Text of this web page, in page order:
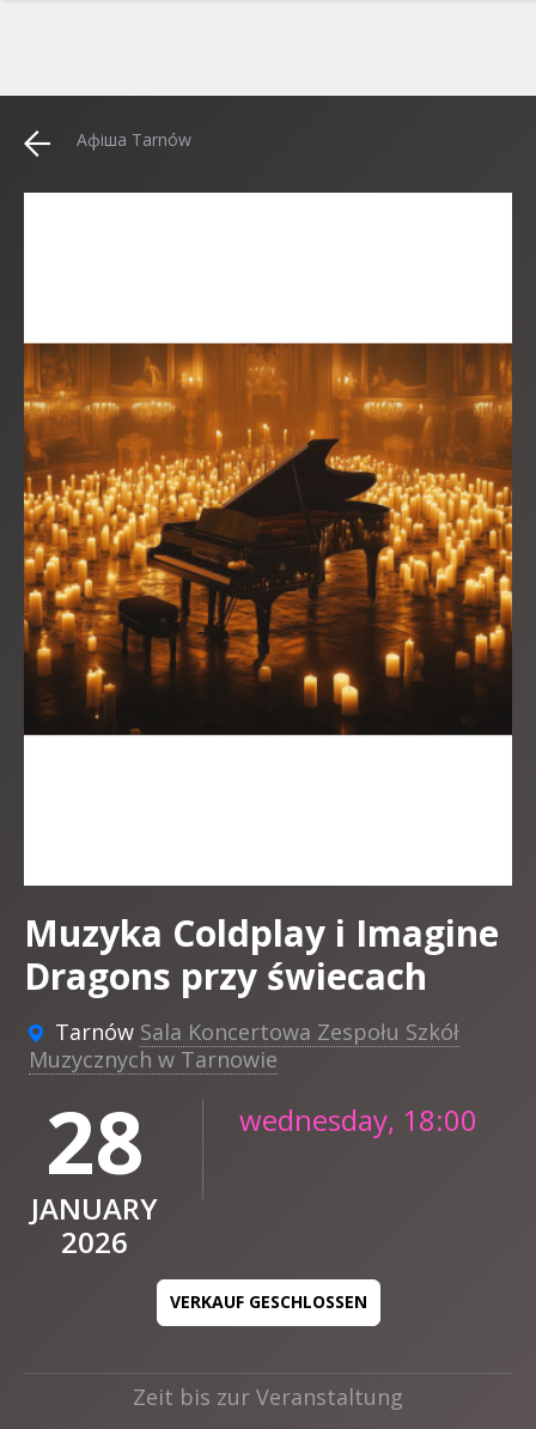
Афіша Tarnów
Zeit bis zur Veranstaltung
Muzyka Coldplay i Imagine
Dragons przy świecach
Tarnów Sala Koncertowa Zespołu Szkół
Muzycznych w Tarnowie
28
JANUARY
2026
wednesday, 18:00
VERKAUF GESCHLOSSEN